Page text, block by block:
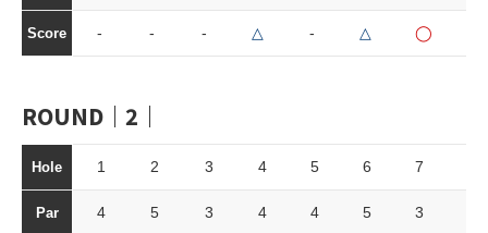
Score - - - △ - △ ◯
ROUND｜2｜
Hole 1 2 3 4 5 6 7
Par 4 5 3 4 4 5 3